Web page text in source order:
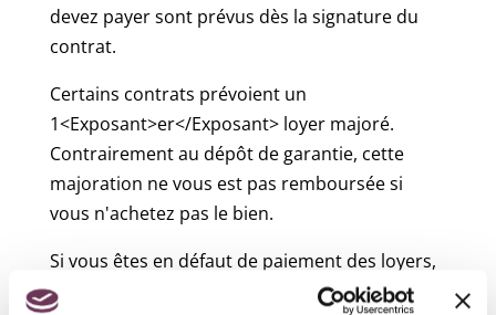
devez payer sont prévus dès la signature du
contrat.
Certains contrats prévoient un
1<Exposant>er</Exposant> loyer majoré.
Contrairement au dépôt de garantie, cette
majoration ne vous est pas remboursée si
vous n'achetez pas le bien.
Si vous êtes en défaut de paiement des loyers,
2 cas peuvent se présenter.